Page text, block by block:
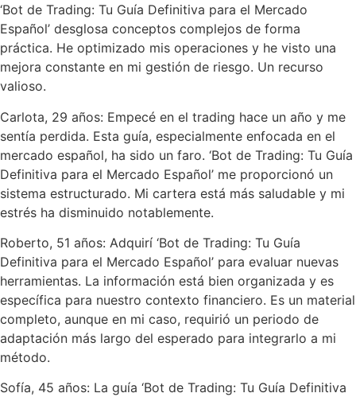
‘Bot de Trading: Tu Guía Definitiva para el Mercado
Español’ desglosa conceptos complejos de forma
práctica. He optimizado mis operaciones y he visto una
mejora constante en mi gestión de riesgo. Un recurso
valioso.
Carlota, 29 años: Empecé en el trading hace un año y me
sentía perdida. Esta guía, especialmente enfocada en el
mercado español, ha sido un faro. ‘Bot de Trading: Tu Guía
Definitiva para el Mercado Español’ me proporcionó un
sistema estructurado. Mi cartera está más saludable y mi
estrés ha disminuido notablemente.
Roberto, 51 años: Adquirí ‘Bot de Trading: Tu Guía
Definitiva para el Mercado Español’ para evaluar nuevas
herramientas. La información está bien organizada y es
específica para nuestro contexto financiero. Es un material
completo, aunque en mi caso, requirió un periodo de
adaptación más largo del esperado para integrarlo a mi
método.
Sofía, 45 años: La guía ‘Bot de Trading: Tu Guía Definitiva